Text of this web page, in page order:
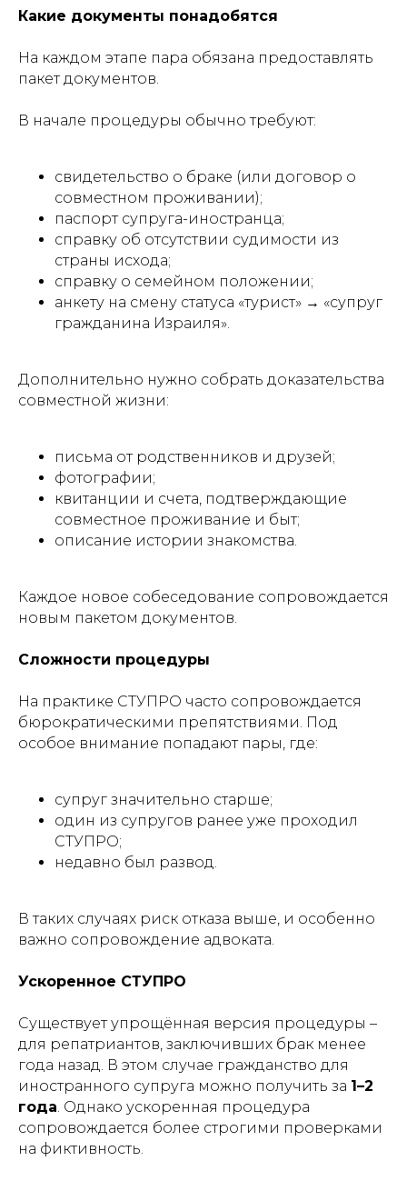
Какие документы понадобятся
На каждом этапе пара обязана предоставлять
пакет документов.
В начале процедуры обычно требуют:
свидетельство о браке (или договор о
совместном проживании);
паспорт супруга-иностранца;
справку об отсутствии судимости из
страны исхода;
справку о семейном положении;
анкету на смену статуса «турист» → «супруг
гражданина Израиля».
Дополнительно нужно собрать доказательства
совместной жизни:
письма от родственников и друзей;
фотографии;
квитанции и счета, подтверждающие
совместное проживание и быт;
описание истории знакомства.
Каждое новое собеседование сопровождается
новым пакетом документов.
Сложности процедуры
На практике СТУПРО часто сопровождается
бюрократическими препятствиями. Под
особое внимание попадают пары, где:
супруг значительно старше;
один из супругов ранее уже проходил
СТУПРО;
недавно был развод.
В таких случаях риск отказа выше, и особенно
важно сопровождение адвоката.
Ускоренное СТУПРО
Существует упрощённая версия процедуры –
для репатриантов, заключивших брак менее
года назад. В этом случае гражданство для
иностранного супруга можно получить за 1–2
года. Однако ускоренная процедура
сопровождается более строгими проверками
на фиктивность.